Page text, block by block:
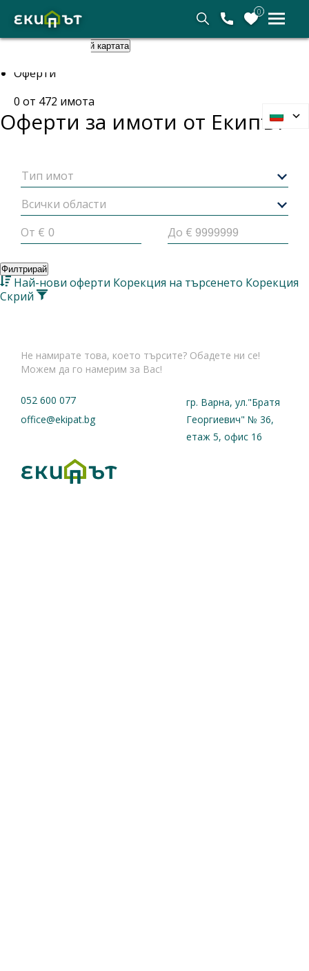
0
Скрий картата
Оферти
0 от 472 имота
Оферти за имоти от Екипът
Тип имот
Всички области
От €
До €
Филтрирай
Най-нови оферти Корекция на търсенето Корекция
Скрий
Не намирате това, което търсите? Обадете ни се!
Можем да го намерим за Вас!
052 600 077
office@ekipat.bg
гр. Варна, ул."Братя
Георгиевич" № 36,
етаж 5, офис 16